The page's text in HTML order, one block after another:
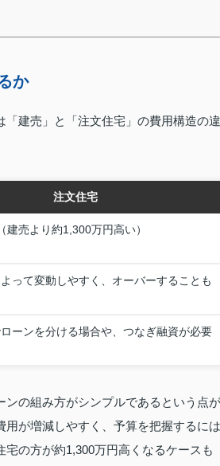
か
建売」と「注文住宅」の費用構造の違
注文住宅
建売より約1,300万円高い）
って変動しやすく、オーバーすることも
ーンを分ける場合や、つなぎ融資が必要
の組み方がシンプルであるという点が
が増減しやすく、予算を把握するには
の方が約1,300万円高くなるケースも